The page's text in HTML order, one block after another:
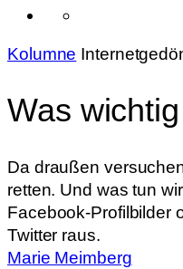
Kolumne
Was
Da draußen
retten. Und was tun
Facebook-Profilbilder
Twitter raus.
Marie Meimberg